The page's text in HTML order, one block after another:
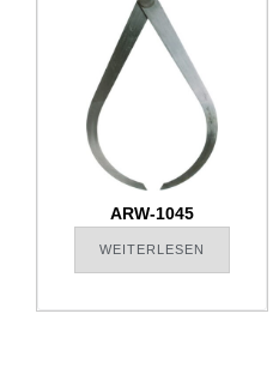
ARW-1045
WEITERLESEN